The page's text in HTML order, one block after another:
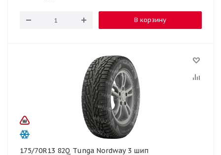
В корзину
175/70R13 82Q Tunga Nordway 3 шип